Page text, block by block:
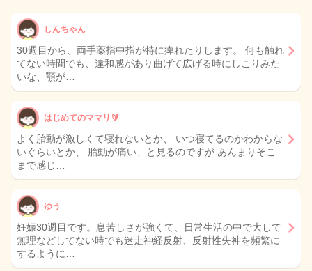
しんちゃん
30週目から、両手薬指中指が特に痺れたりします。 何も触れ
てない時間でも、違和感があり曲げて広げる時にしこりみた
いな、顎が…
はじめてのママリ🔰
よく胎動が激しくて寝れないとか、 いつ寝てるのかわからな
いぐらいとか、 胎動が痛い、と見るのですが あんまりそこ
まで感じ…
ゆう
妊娠30週目です。息苦しさが強くて、日常生活の中で大して
無理などしてない時でも迷走神経反射、反射性失神を頻繁に
するように…